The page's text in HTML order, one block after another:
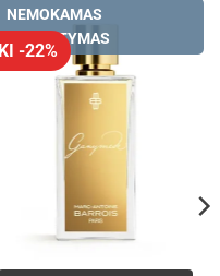
IKI -22%
NEMOKAMAS
PRISTATYMAS